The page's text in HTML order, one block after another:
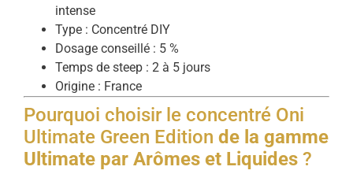
intense
Type : Concentré DIY
Dosage conseillé : 5 %
Temps de steep : 2 à 5 jours
Origine : France
Pourquoi choisir le concentré Oni
Ultimate Green Edition de la gamme
Ultimate par Arômes et Liquides ?